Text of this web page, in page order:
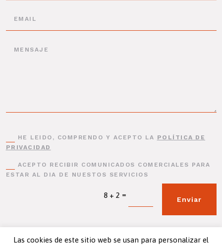
HE LEIDO, COMPRENDO Y ACEPTO LA POLÍTICA DE
PRIVACIDAD
ACEPTO RECIBIR COMUNICADOS COMERCIALES PARA
ESTAR AL DIA DE NUESTOS SERVICIOS
8 + 2 =
Enviar
Las cookies de este sitio web se usan para personalizar el